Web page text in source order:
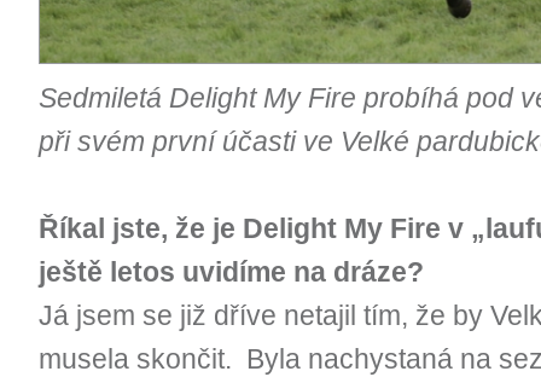
Sedmiletá Delight My Fire probíhá pod
při svém první účasti ve Velké
Říkal jste, že je Delight My Fire v
ještě letos uvidíme na dráze?
Já jsem se již dříve netajil tím, že by
musela skončit. Byla nachystaná na